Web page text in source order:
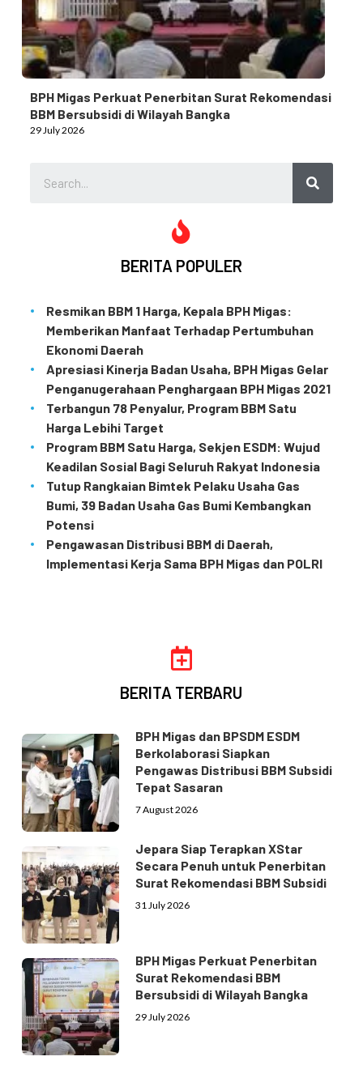
BPH Migas Perkuat Penerbitan Surat Rekomendasi
BBM Bersubsidi di Wilayah Bangka
29 July 2026
BERITA POPULER
Resmikan BBM 1 Harga, Kepala BPH Migas:
Memberikan Manfaat Terhadap Pertumbuhan
Ekonomi Daerah
Apresiasi Kinerja Badan Usaha, BPH Migas Gelar
Penganugerahaan Penghargaan BPH Migas 2021
Terbangun 78 Penyalur, Program BBM Satu
Harga Lebihi Target
Program BBM Satu Harga, Sekjen ESDM: Wujud
Keadilan Sosial Bagi Seluruh Rakyat Indonesia
Tutup Rangkaian Bimtek Pelaku Usaha Gas
Bumi, 39 Badan Usaha Gas Bumi Kembangkan
Potensi
Pengawasan Distribusi BBM di Daerah,
Implementasi Kerja Sama BPH Migas dan POLRI
BERITA TERBARU
BPH Migas dan BPSDM ESDM
Berkolaborasi Siapkan
Pengawas Distribusi BBM Subsidi
Tepat Sasaran
7 August 2026
Jepara Siap Terapkan XStar
Secara Penuh untuk Penerbitan
Surat Rekomendasi BBM Subsidi
31 July 2026
BPH Migas Perkuat Penerbitan
Surat Rekomendasi BBM
Bersubsidi di Wilayah Bangka
29 July 2026